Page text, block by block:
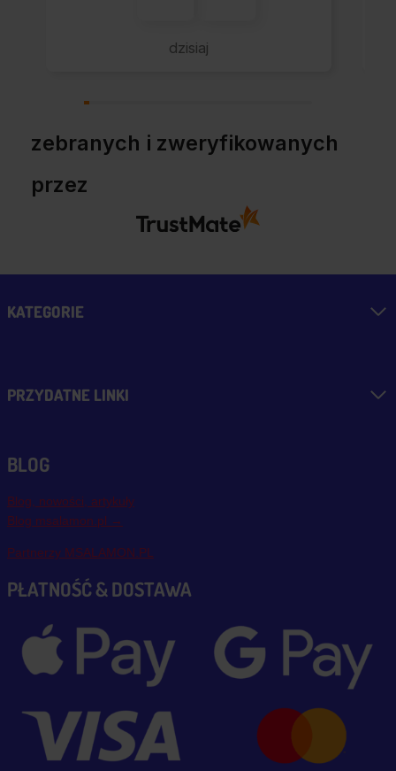
dzisiaj
zebranych i zweryfikowanych
przez
KATEGORIE
PRZYDATNE LINKI
BLOG
Blog, nowości, artykuły
Blog msalamon.pl →
Partnerzy MSALAMON.PL
PŁATNOŚĆ & DOSTAWA